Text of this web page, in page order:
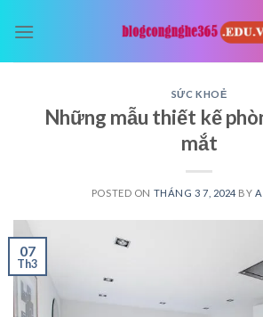
SỨC KHOẺ
Những mẫu thiết kế
mắt
POSTED ON THÁNG 3 7, 2024 BY
07
Th3